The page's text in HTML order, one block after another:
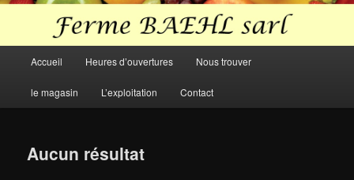
principal
Accueil Heures d’ouvertures Nous trouver
le magasin L’exploitation Contact
Aucun résultat